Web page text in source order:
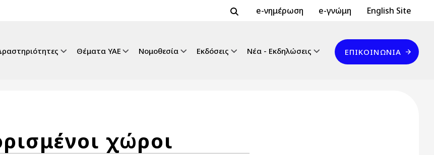
Header Top 2
e-νημέρωση e-γνώμη Header Top
English Site
Θέματα ΥΑΕ Νομοθεσία Εκδόσεις Νέα - Εκδηλώσεις
Επικοινωνία
ΕΠΙΚΟΙΝΩΝΊΑ
χώροι